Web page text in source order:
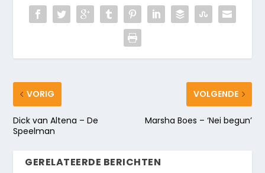
VORIG
Dick van Altena – De
Speelman
VOLGENDE
Marsha Boes – ‘Nei begun’
GERELATEERDE BERICHTEN